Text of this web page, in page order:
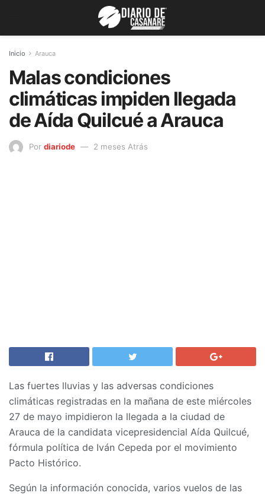
Inicio Arauca
Malas condiciones
climáticas impiden llegada
de Aída Quilcué a Arauca
Por diariode 2 meses Atrás
Las fuertes lluvias y las adversas condiciones
climáticas registradas en la mañana de este miércoles
27 de mayo impidieron la llegada a la ciudad de
Arauca de la candidata vicepresidencial Aída Quilcué,
fórmula política de Iván Cepeda por el movimiento
Pacto Histórico.
Según la información conocida, varios vuelos de las